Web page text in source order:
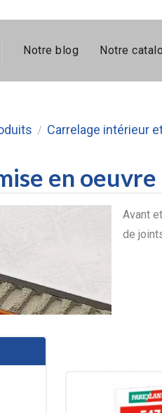
Notre blog Notre
/ Carrelage intérieur
en oeuvre
Avant
de